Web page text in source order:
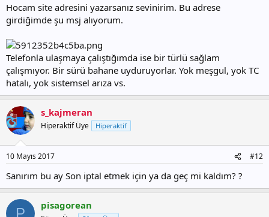
Hocam site adresini yazarsanız sevinirim. Bu adrese
girdiğimde şu msj alıyorum.
Telefonla ulaşmaya çalıştığımda ise bir türlü sağlam
çalışmıyor. Bir sürü bahane uyduruyorlar. Yok meşgul, yok TC
hatalı, yok sistemsel arıza vs.
s_kajmeran
Hiperaktif Üye Hiperaktif
10 Mayıs 2017 #12
Sanırım bu ay Son iptal etmek için ya da geç mi kaldım? ?
P pisagorean